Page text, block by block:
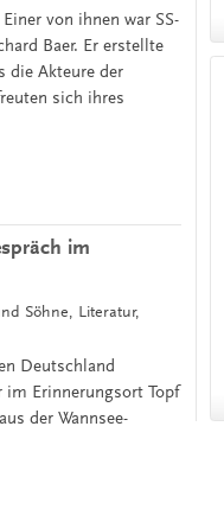
von ihnen war SS-
Baer. Er erstellte
die Akteure der
sich ihres
im
Söhne, Literatur,
Deutschland
im Erinnerungsort Topf
der Wannsee-